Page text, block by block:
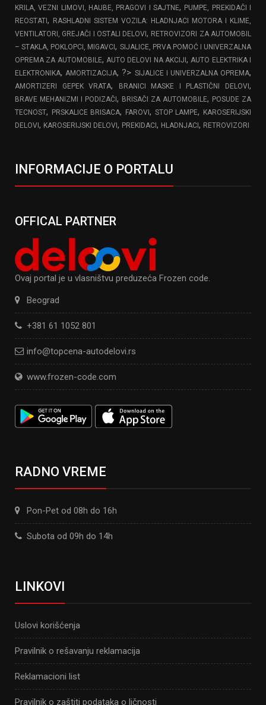
KRILA, VEZNI LIMOVI, HAUBE, PRAGOVI I SAJTNE, PUMPE, PREKIDAČI I
REOSTATI, RASHLADNI SISTEM VOZILA: HLADNJACI MOTORA I KLIME,
VENTILATORI, GREJAČI I OSTALI DELOVI, RETROVIZORI ZA AUTOMOBIL
– STAKLA, POKLOPCI, MIGAVCI, SIJALICE, PRVA POMOĆ I UNIVERZALNA
OPREMA ZA AUTOMOBILE, AUTO DELOVI NA AKCIJI, AUTO ELEKTRIKA I
ELEKTRONIKA, AMORTIZACIJA, ?> SIJALICE I UNIVERZALNA OPREMA,
AMORTIZERI GEPEK VRATA, BRANICI MASKE I PLASTIČNI DELOVI,
BRAVE MEHANIZMI I PODIZAČI, BRISAČI ZA AUTOMOBILE, POSUDE ZA
TECNOST, PRSKALICE BRISACA, FAROVI, STOP LAMPE, KAROSERIJSKI
DELOVI, KAROSERIJSKI DELOVI, PREKIDACI, HLADNJACI, RETROVIZORI
INFORMACIJE O PORTALU
OFFICAL PARTNER
Ovaj portal je u vlasništvu preduzeća Frozen code.
Beograd
+381 61 1052 801
info@topcena-autodelovi.rs
www.frozen-code.com
RADNO VREME
Pon-Pet od 08h do 16h
Subota od 09h do 14h
LINKOVI
Uslovi korišćenja
Pravilnik o rešavanju reklamacija
Reklamacioni list
Pravilnik o zaštiti podataka o ličnosti